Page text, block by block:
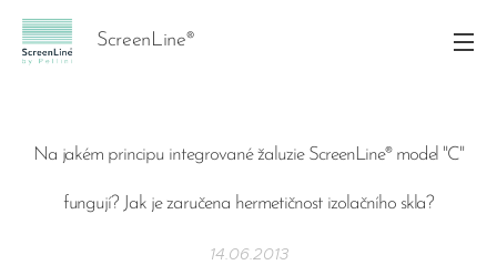
ScreenLine®
Na jakém principu integrované žaluzie ScreenLine® model "C"
fungují? Jak je zaručena hermetičnost izolačního skla?
14.06.2013